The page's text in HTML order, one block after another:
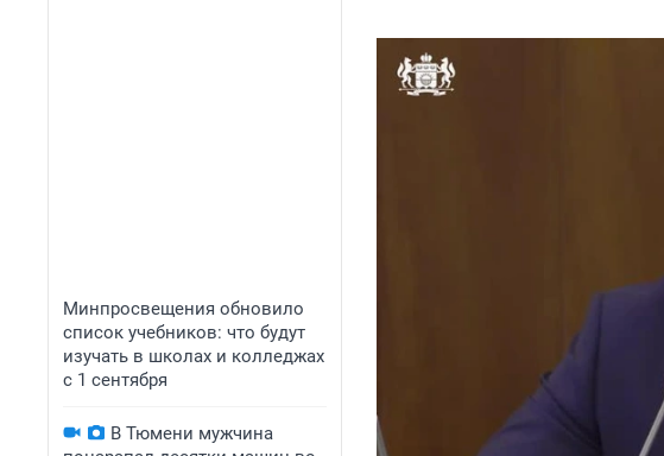
Минпросвещения обновило
список учебников: что будут
изучать в школах и колледжах
с 1 сентября
В Тюмени мужчина